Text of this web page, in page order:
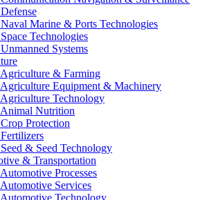
Defense
Naval Marine & Ports Technologies
Space Technologies
Unmanned Systems
Agriculture & Farming
Agriculture Equipment & Machinery
Agriculture Technology
Animal Nutrition
Crop Protection
Fertilizers
Seed & Seed Technology
& Transportation
Automotive Processes
Automotive Services
Automotive Technology